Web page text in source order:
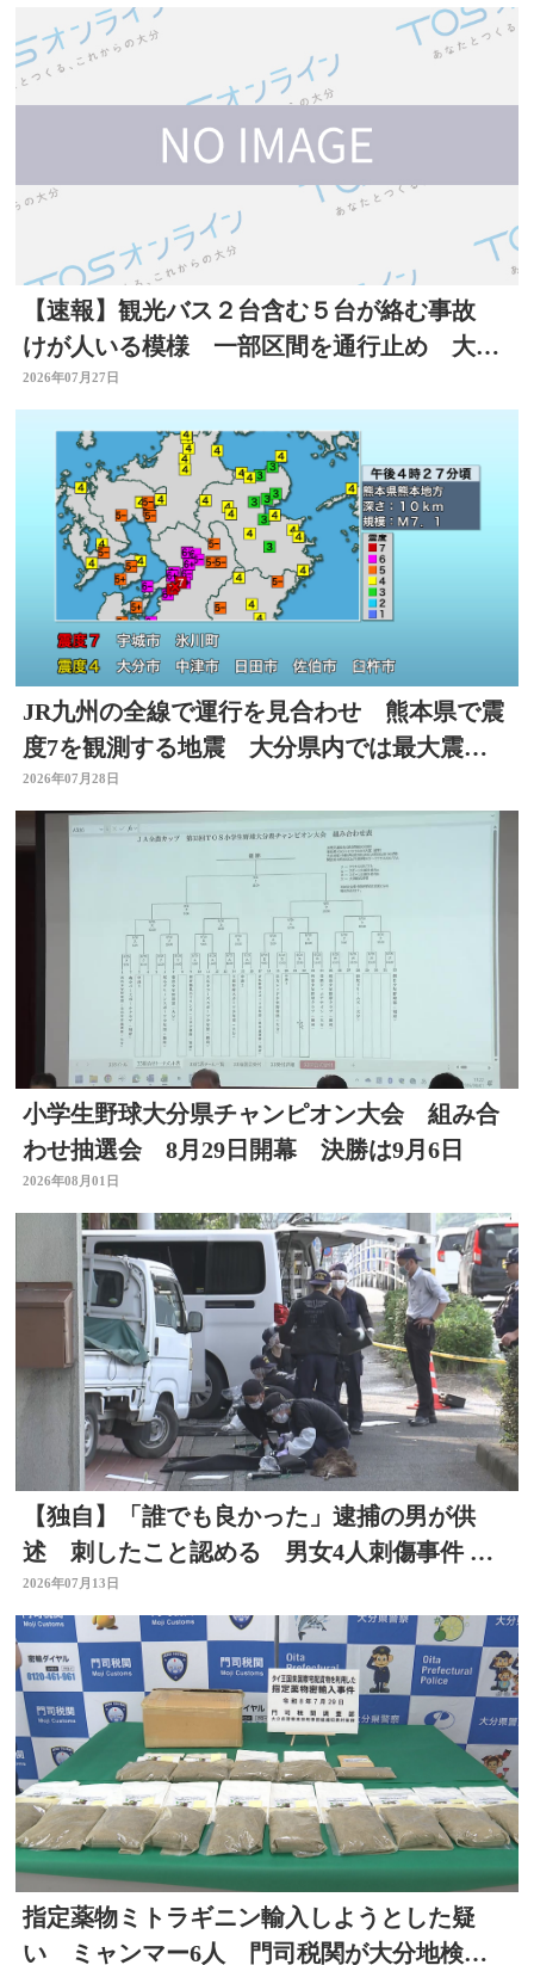
【速報】観光バス２台含む５台が絡む事故
けが人いる模様 一部区間を通行止め 大分
自動車道
2026年07月27日
JR九州の全線で運行を見合わせ 熊本県で震
度7を観測する地震 大分県内では最大震度4
を観測
2026年07月28日
小学生野球大分県チャンピオン大会 組み合
わせ抽選会 8月29日開幕 決勝は9月6日
2026年08月01日
【独自】「誰でも良かった」逮捕の男が供
述 刺したこと認める 男女4人刺傷事件 被
害者と面識なし 大分
2026年07月13日
指定薬物ミトラギニン輸入しようとした疑
い ミャンマー6人 門司税関が大分地検に